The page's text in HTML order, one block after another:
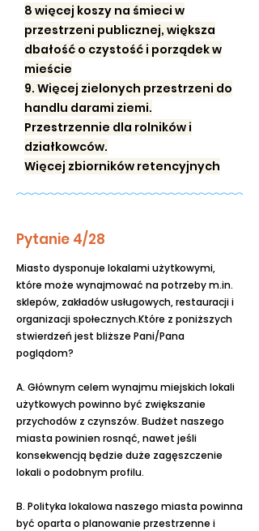
8 więcej koszy na śmieci w
przestrzeni publicznej, większa
dbałość o czystość i porządek w
mieście
9. Więcej zielonych przestrzeni do
handlu darami ziemi.
Przestrzennie dla rolników i
działkowców.
Więcej zbiorników retencyjnych
Pytanie 4/28
Miasto dysponuje lokalami użytkowymi,
które może wynajmować na potrzeby m.in.
sklepów, zakładów usługowych, restauracji i
organizacji społecznych.Które z poniższych
stwierdzeń jest bliższe Pani/Pana
poglądom?
A. Głównym celem wynajmu miejskich lokali
użytkowych powinno być zwiększanie
przychodów z czynszów. Budżet naszego
miasta powinien rosnąć, nawet jeśli
konsekwencją będzie duże zagęszczenie
lokali o podobnym profilu.
B. Polityka lokalowa naszego miasta powinna
być oparta o planowanie przestrzenne i